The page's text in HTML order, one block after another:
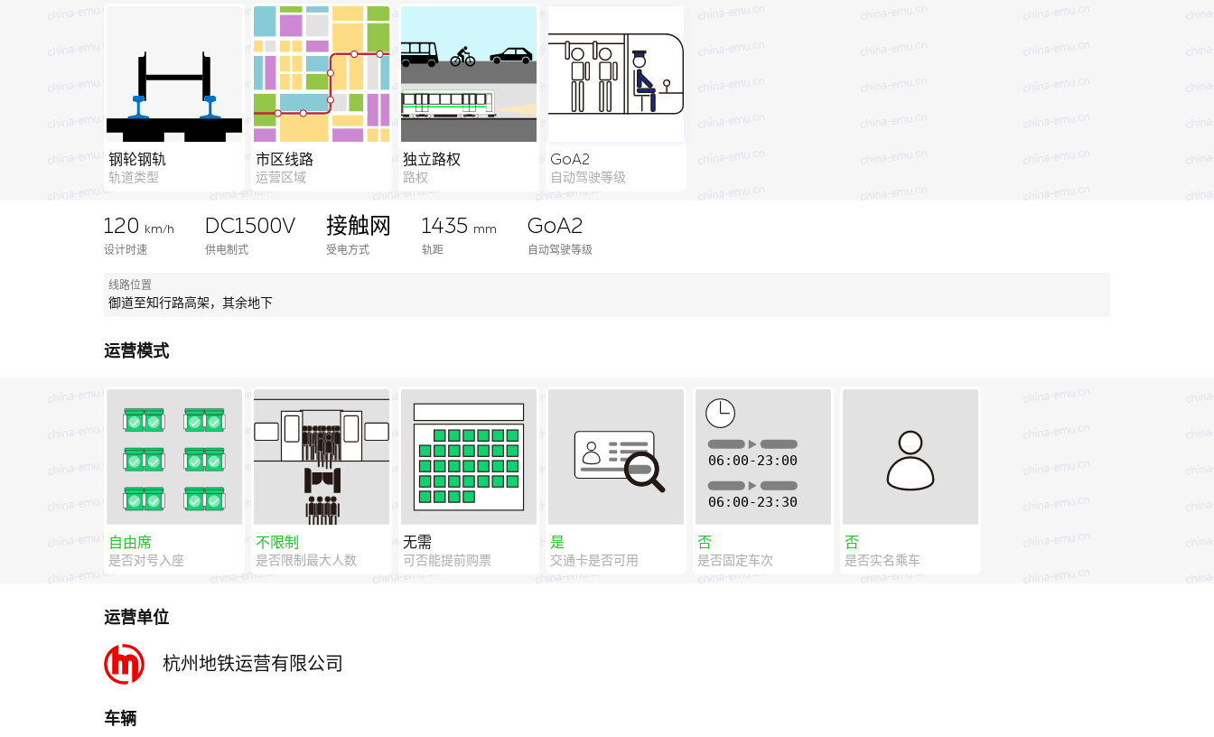
钢轮钢轨
轨道类型
市区线路
运营区域
独立路权
路权
GoA2
自动驾驶等级
120 km/h
设计时速
DC1500V
供电制式
接触网
受电方式
1435 mm
轨距
GoA2
自动驾驶等级
线路位置
御道至知行路高架，其余地下
运营模式
自由席
是否对号入座
不限制
是否限制最大人数
无需
可否能提前购票
是
交通卡是否可用
否
是否固定车次
否
是否实名乘车
运营单位
杭州地铁运营有限公司
车辆